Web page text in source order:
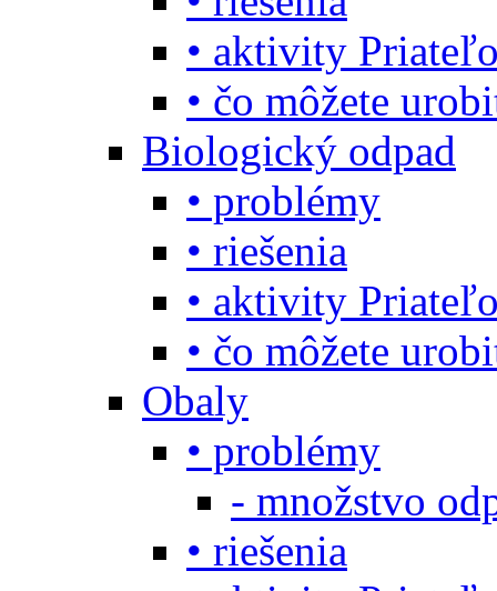
• aktivity
• čo môžete
Biologický odpad
• problémy
• riešenia
• aktivity
• čo môžete
Obaly
• problémy
- množstvo
• riešenia